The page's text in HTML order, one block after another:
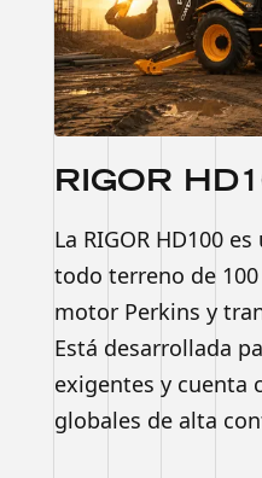
RIGOR
La RIGOR HD100
todo terreno de
motor Perkins y
Está desarrollada
exigentes y cuenta
globales de alta